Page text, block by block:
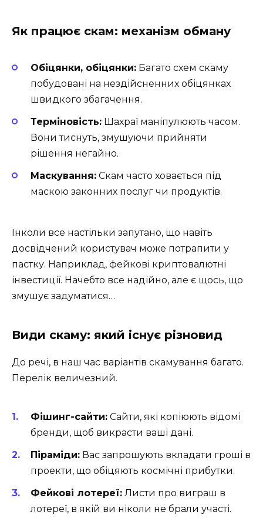
Як працює скам: механізм обману
Обіцянки, обіцянки: Багато схем скаму
побудовані на нездійсненних обіцянках
швидкого збагачення.
Терміновість: Шахраї маніпулюють часом.
Вони тиснуть, змушуючи прийняти
рішення негайно.
Маскування: Скам часто ховається під
маскою законних послуг чи продуктів.
Інколи все настільки запутано, що навіть
досвідчений користувач може потрапити у
пастку. Наприклад, фейкові криптовалютні
інвестиції. Начебто все надійно, але є щось, що
змушує задуматися…
Види скаму: який існує різновид
До речі, в наш час варіантів скамування багато.
Перелік величезний.
Фішинг-сайти: Сайти, які копіюють відомі
бренди, щоб викрасти ваші дані.
Піраміди: Вас запрошують вкладати гроші в
проекти, що обіцяють космічні прибутки.
Фейкові лотереї: Листи про виграш в
лотереї, в якій ви ніколи не брали участі.